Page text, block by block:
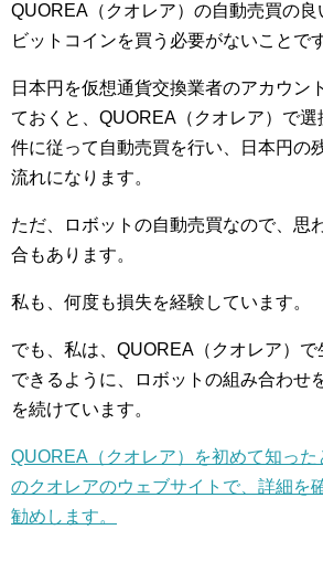
QUOREA（クオレア）の自動売買の
ビットコインを買う必要がないことです
日本円を仮想通貨交換業者のアカウン
ておくと、QUOREA（クオレア）で
件に従って自動売買を行い、日本円の
流れになります。
ただ、ロボットの自動売買なので、思
合もあります。
私も、何度も損失を経験しています。
でも、私は、QUOREA（クオレア）
できるように、ロボットの組み合わせ
を続けています。
QUOREA（クオレア）を初めて知った
のクオレアのウェブサイトで、詳細を
勧めします。